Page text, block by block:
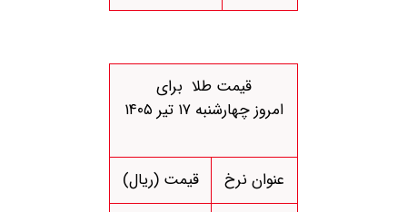
قیمت طلا برای
امروز چهارشنبه ۱۷ تیر ۱۴۰۵
عنوان نرخ
قیمت (ریال)